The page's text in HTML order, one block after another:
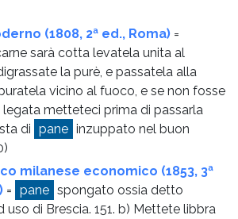
(1808, 2ª ed., Roma) =
sarà cotta levatela unita al
la purè, e passatela alla
vicino al fuoco, e se non fosse
metteteci prima di passarla
di pane inzuppato nel buon
milanese economico (1853, 3ª
= pane spongato ossia detto
uso di Brescia. 151. b) Mettete libbra